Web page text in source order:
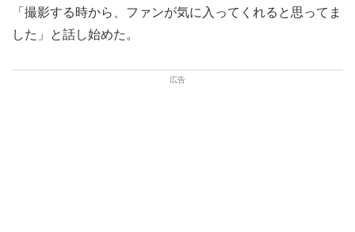
「撮影する時から、ファンが気に入ってくれると思ってま
した」と話し始めた。